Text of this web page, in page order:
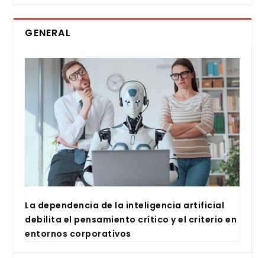
GENERAL
La depen­den­cia de la inte­li­gen­cia arti­fi­cial
debi­li­ta el pen­sa­mien­to crí­ti­co y el cri­te­rio en
entor­nos cor­po­ra­ti­vos